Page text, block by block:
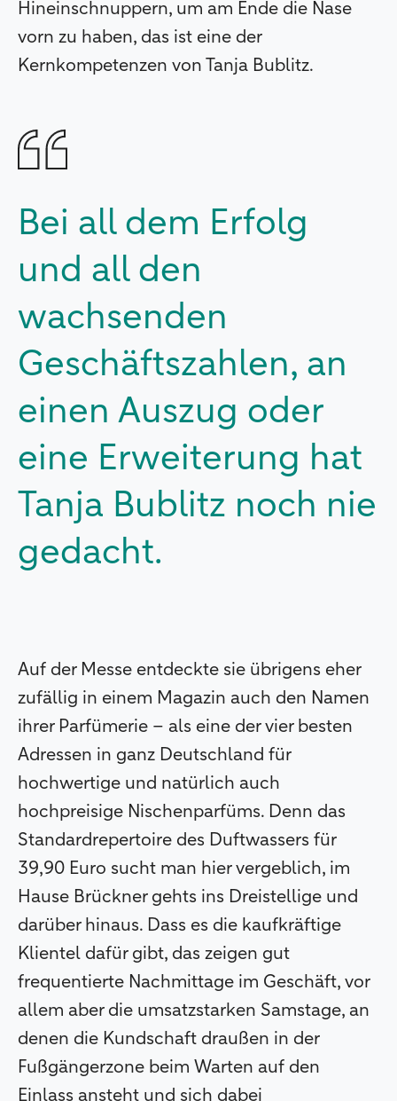
Hineinschnuppern, um am Ende die Nase
vorn zu haben, das ist eine der
Kernkompetenzen von Tanja Bublitz.
Bei all dem Erfolg
und all den
wachsenden
Geschäftszahlen, an
einen Auszug oder
eine Erweiterung hat
Tanja Bublitz noch nie
gedacht.
Auf der Messe entdeckte sie übrigens eher
zufällig in einem Magazin auch den Namen
ihrer Parfümerie – als eine der vier besten
Adressen in ganz Deutschland für
hochwertige und natürlich auch
hochpreisige Nischenparfüms. Denn das
Standardrepertoire des Duftwassers für
39,90 Euro sucht man hier vergeblich, im
Hause Brückner gehts ins Dreistellige und
darüber hinaus. Dass es die kaufkräftige
Klientel dafür gibt, das zeigen gut
frequentierte Nachmittage im Geschäft, vor
allem aber die umsatzstarken Samstage, an
denen die Kundschaft draußen in der
Fußgängerzone beim Warten auf den
Einlass ansteht und sich dabei